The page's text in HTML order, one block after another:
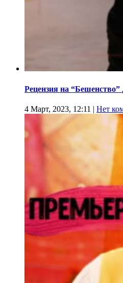
Рецензия на
4 Март, 2023, 12:11 | Нет